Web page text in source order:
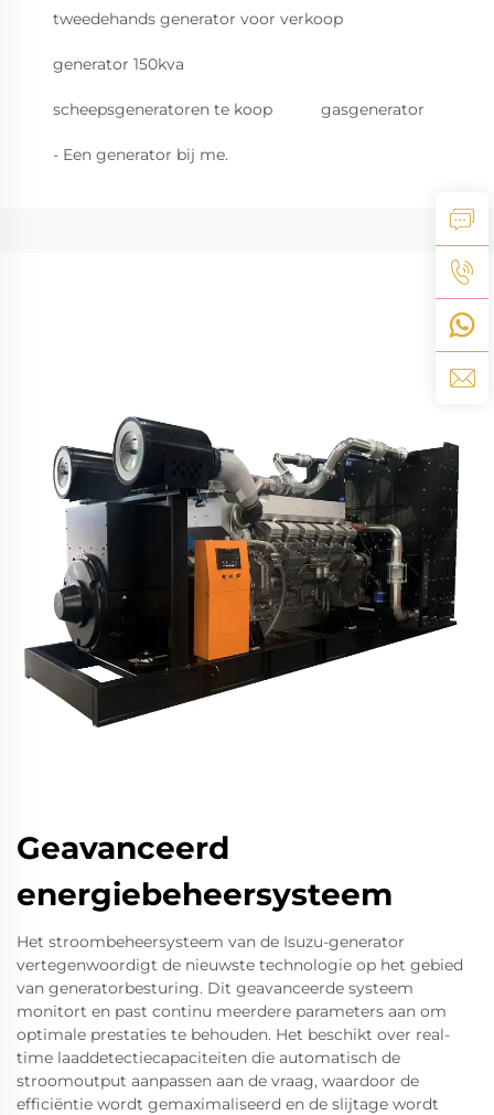
tweedehands generator voor verkoop
generator 150kva
scheepsgeneratoren te koop gasgenerator
- Een generator bij me.
Geavanceerd
energiebeheersysteem
Het stroombeheersysteem van de Isuzu-generator
vertegenwoordigt de nieuwste technologie op het gebied
van generatorbesturing. Dit geavanceerde systeem
monitort en past continu meerdere parameters aan om
optimale prestaties te behouden. Het beschikt over real-
time laaddetectiecapaciteiten die automatisch de
stroomoutput aanpassen aan de vraag, waardoor de
efficiëntie wordt gemaximaliseerd en de slijtage wordt